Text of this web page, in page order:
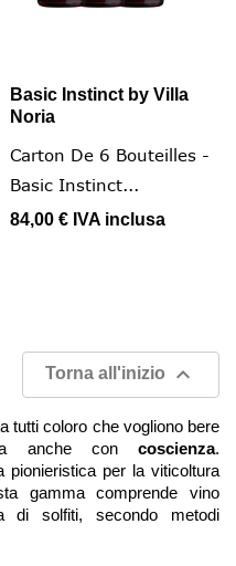
Basic Instinct by Villa
Noria
Carton De 6 Bouteilles -
Basic Instinct...
84,00 € IVA inclusa
Torna all'inizio 
tutti coloro che vogliono bere
anche concoscienza.
pionieristica per la viticoltura
gamma comprende vino
di solfiti, secondo metodi